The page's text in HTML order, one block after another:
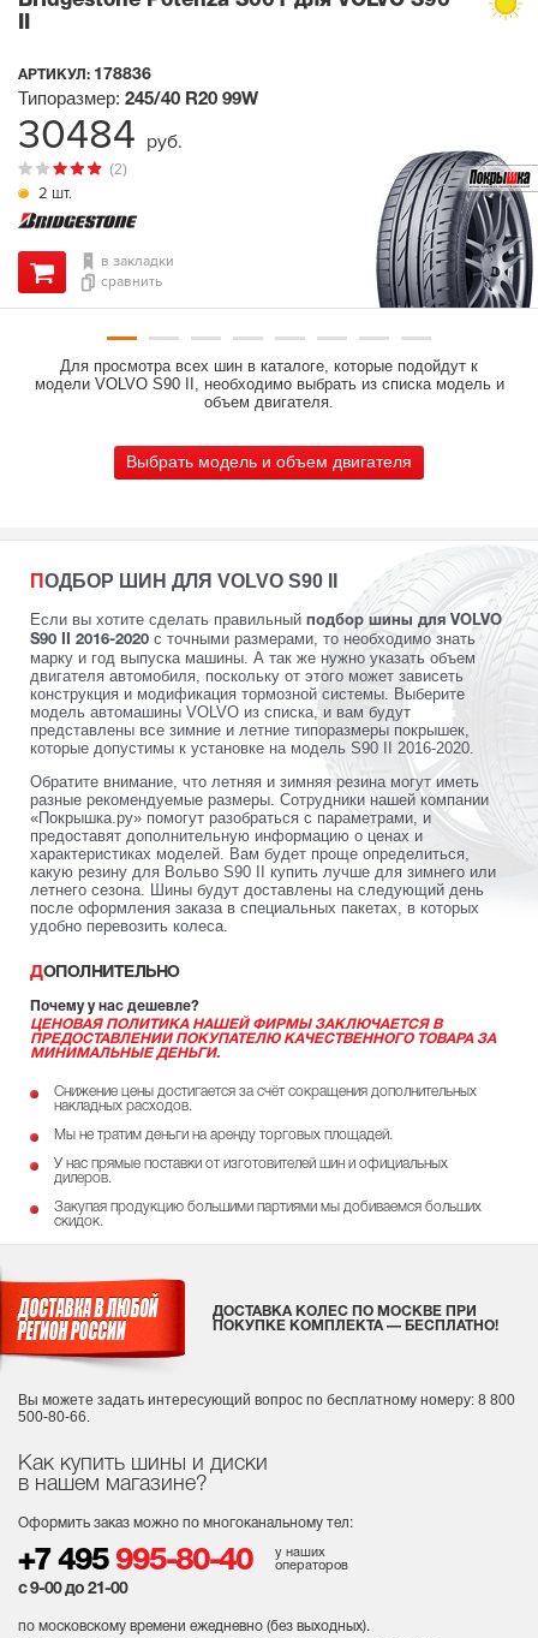
АРТИКУЛ: 178836
2 шт.
(2)
Типоразмер: 245/40 R20 99W
в закладки
сравнить
30484 руб.
Для просмотра всех шин в каталоге, которые подойдут к
модели VOLVO S90 II, необходимо выбрать из списка модель и
объем двигателя.
Выбрать модель и объем двигателя
ПОДБОР ШИН ДЛЯ VOLVO S90 II
Если вы хотите сделать правильный подбор шины для VOLVO
S90 II 2016-2020 с точными размерами, то необходимо знать
марку и год выпуска машины. А так же нужно указать объем
двигателя автомобиля, поскольку от этого может зависеть
конструкция и модификация тормозной системы. Выберите
модель автомашины VOLVO из списка, и вам будут
представлены все зимние и летние типоразмеры покрышек,
которые допустимы к установке на модель S90 II 2016-2020.
Обратите внимание, что летняя и зимняя резина могут иметь
разные рекомендуемые размеры. Сотрудники нашей компании
«Покрышка.ру» помогут разобраться с параметрами, и
предоставят дополнительную информацию о ценах и
характеристиках моделей. Вам будет проще определиться,
какую резину для Вольво S90 II купить лучше для зимнего или
летнего сезона. Шины будут доставлены на следующий день
после оформления заказа в специальных пакетах, в которых
удобно перевозить колеса.
ДОПОЛНИТЕЛЬНО
Почему у нас дешевле?
ЦЕНОВАЯ ПОЛИТИКА НАШЕЙ ФИРМЫ ЗАКЛЮЧАЕТСЯ В
ПРЕДОСТАВЛЕНИИ ПОКУПАТЕЛЮ КАЧЕСТВЕННОГО ТОВАРА ЗА
МИНИМАЛЬНЫЕ ДЕНЬГИ.
Снижение цены достигается за счёт сокращения дополнительных
накладных расходов.
Мы не тратим деньги на аренду торговых площадей.
У нас прямые поставки от изготовителей шин и официальных
дилеров.
Закупая продукцию большими партиями мы добиваемся больших
скидок.
Как купить шины и диски
в нашем магазине?
Оформить заказ можно по многоканальному тел:
+7 495 995-80-40
у наших
операторов
с 9-00 до 21-00
по московскому времени ежедневно (без выходных).
ДОСТАВКА КОЛЕС ПО МОСКВЕ ПРИ
ПОКУПКЕ КОМПЛЕКТА — БЕСПЛАТНО!
Вы можете задать интересующий вопрос по бесплатному номеру: 8 800
500-80-66.